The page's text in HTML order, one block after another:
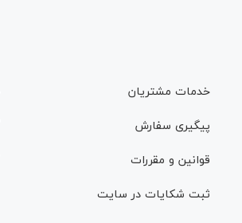
خدمات مشتریان
پیگیری سفارش
قوانین و مقررات
ثبت شکایات در سایت